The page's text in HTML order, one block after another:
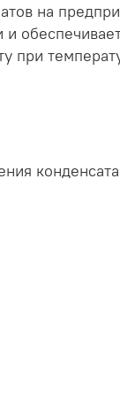
на
при
конденсата